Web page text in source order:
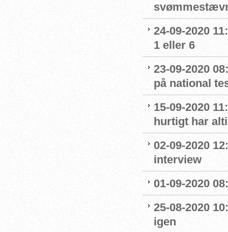
24-09-2020
1 eller 6
23-09-2020
på national
15-09-2020
hurtigt har
02-09-2020
interview
01-09-2020
25-08-2020
igen